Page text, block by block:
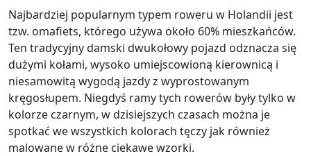
Najbardziej popularnym typem roweru w Holandii jest
tzw. omafiets, którego używa około 60% mieszkańców.
Ten tradycyjny damski dwukołowy pojazd odznacza się
dużymi kołami, wysoko umiejscowioną kierownicą i
niesamowitą wygodą jazdy z wyprostowanym
kręgosłupem. Niegdyś ramy tych rowerów były tylko w
kolorze czarnym, w dzisiejszych czasach można je
spotkać we wszystkich kolorach tęczy jak również
malowane w różne ciekawe wzorki.